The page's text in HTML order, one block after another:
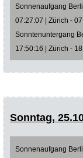
Sonnenaufgang
07:27:07 | Zürich -
Sonntenuntergang
17:50:16 | Zürich -
Sonntag,
Sonnenaufgang